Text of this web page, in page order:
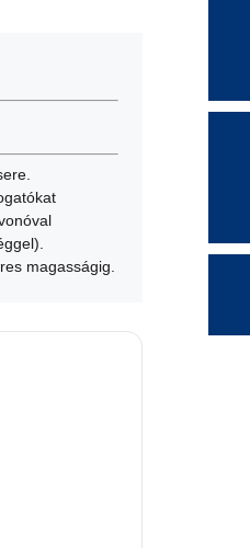
magasságig.